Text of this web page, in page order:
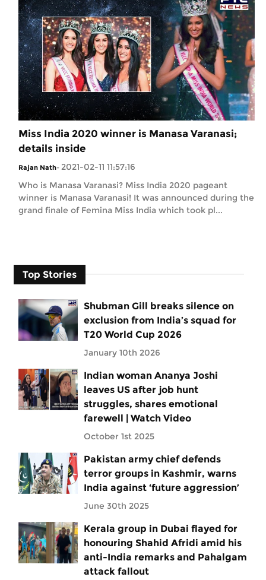
Miss India 2020 winner is Manasa Varanasi;
details inside
Rajan Nath- 2021-02-11 11:57:16
Who is Manasa Varanasi? Miss India 2020 pageant
winner is Manasa Varanasi! It was announced during the
grand finale of Femina Miss India which took pl...
Top Stories
Shubman Gill breaks silence on
exclusion from India’s squad for
T20 World Cup 2026
January 10th 2026
Indian woman Ananya Joshi
leaves US after job hunt
struggles, shares emotional
farewell | Watch Video
October 1st 2025
Pakistan army chief defends
terror groups in Kashmir, warns
India against ‘future aggression’
June 30th 2025
Kerala group in Dubai flayed for
honouring Shahid Afridi amid his
anti-India remarks and Pahalgam
attack fallout